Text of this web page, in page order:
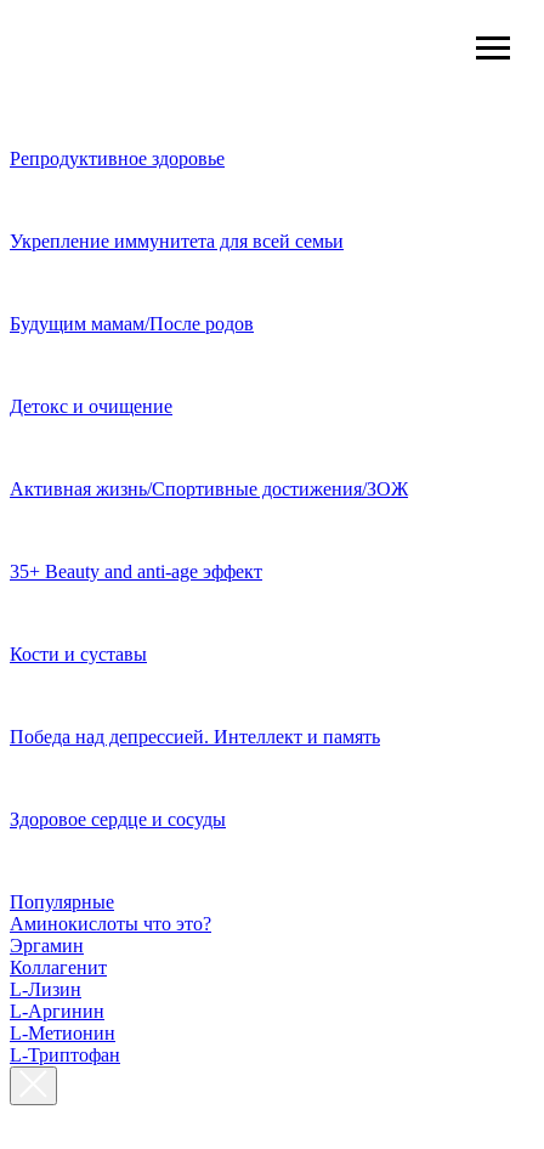
Репродуктивное здоровье
Укрепление иммунитета для всей семьи
Будущим мамам/После родов
Детокс и очищение
Активная жизнь/Спортивные достижения/ЗОЖ
35+ Beauty and anti-age эффект
Кости и суставы
Победа над депрессией. Интеллект и память
Здоровое сердце и сосуды
Популярные
Аминокислоты что это?
Эргамин
Коллагенит
L-Лизин
L-Аргинин
L-Метионин
L-Триптофан